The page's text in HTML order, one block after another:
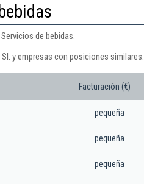
de bebidas.
y empresas con posiciones similares:
Facturación (€)
pequeña
pequeña
pequeña